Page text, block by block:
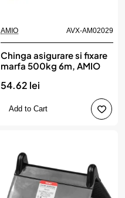
AMIO AVX-AM02029
Chinga asigurare si fixare
marfa 500kg 6m, AMIO
54.62 lei
Add to Cart